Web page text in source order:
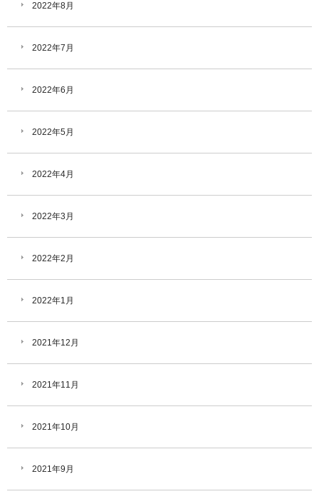
2022年8月
2022年7月
2022年6月
2022年5月
2022年4月
2022年3月
2022年2月
2022年1月
2021年12月
2021年11月
2021年10月
2021年9月